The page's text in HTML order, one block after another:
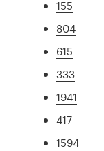
155
804
615
333
1941
417
1594